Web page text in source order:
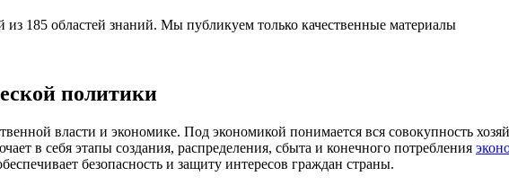
из 185 областей знаний. Мы публикуем только качественные материалы
политики
власти и экономике. Под экономикой понимается вся совокупность
в себя этапы создания, распределения, сбыта и конечного потребления
безопасность и защиту интересов граждан страны.